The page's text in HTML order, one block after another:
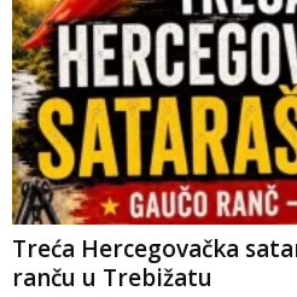
Treća Hercegovačka
ranču u Trebižatu